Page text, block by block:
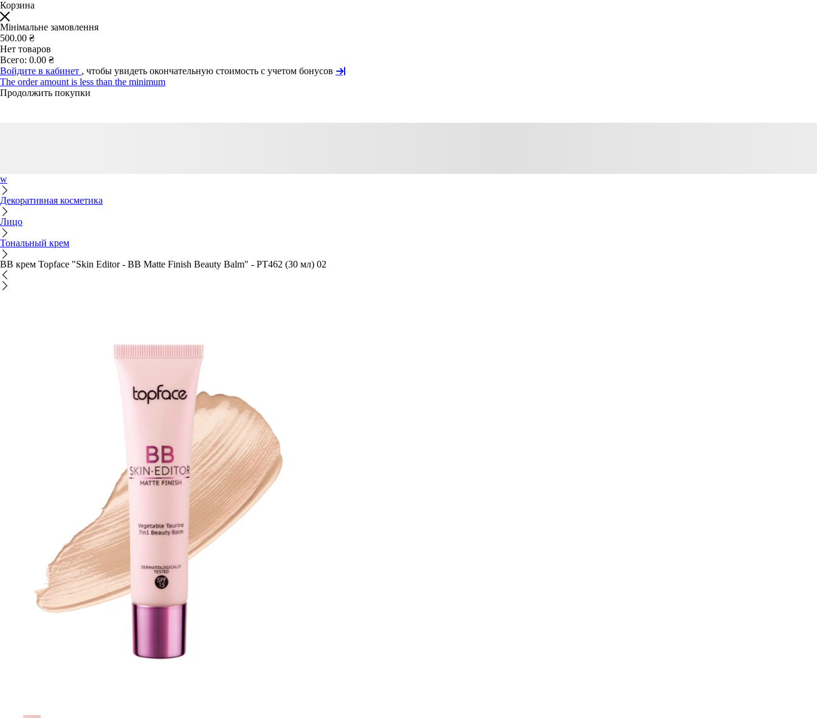
Корзина
Мінімальне замовлення
500.00 ₴
Нет товаров
Всего: 0.00 ₴
Войдите в кабинет , чтобы увидеть окончательную стоимость с учетом бонусов
The order amount is less than the minimum
Продолжить покупки
w
Декоративная косметика
Лицо
Тональный крем
BB крем Topface "Skin Editor - BB Matte Finish Beauty Balm" - PT462 (30 мл) 02